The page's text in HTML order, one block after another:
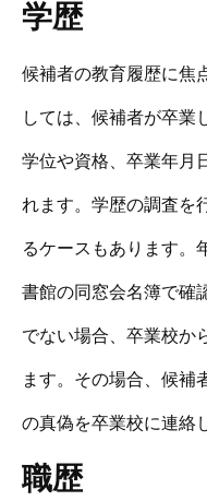
学歴
候補者の教育履歴に焦
しては、候補者が卒業
学位や資格、卒業年月
れます。学歴の調査を
るケースもあります。
書館の同窓会名簿で確
でない場合、卒業校か
ます。その場合、候補
の真偽を卒業校に連絡
職歴